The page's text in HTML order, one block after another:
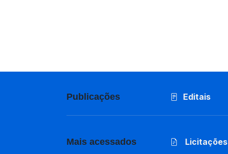
Publicações Editais
Mais acessados Licitações